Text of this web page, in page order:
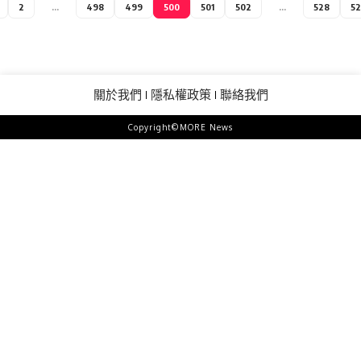
2 ... 498 499 500 501 502 ... 528
關於我們 隱私權政策 聯絡我們
Copyright©MORE News